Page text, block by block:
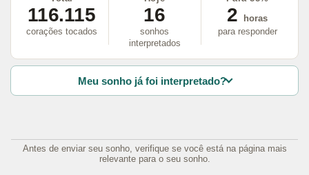
116.115
corações tocados
16
sonhos
interpretados
2
horas
para responder
Meu sonho já foi interpretado?
Antes de enviar seu sonho, verifique se você está na página mais
relevante para o seu sonho.